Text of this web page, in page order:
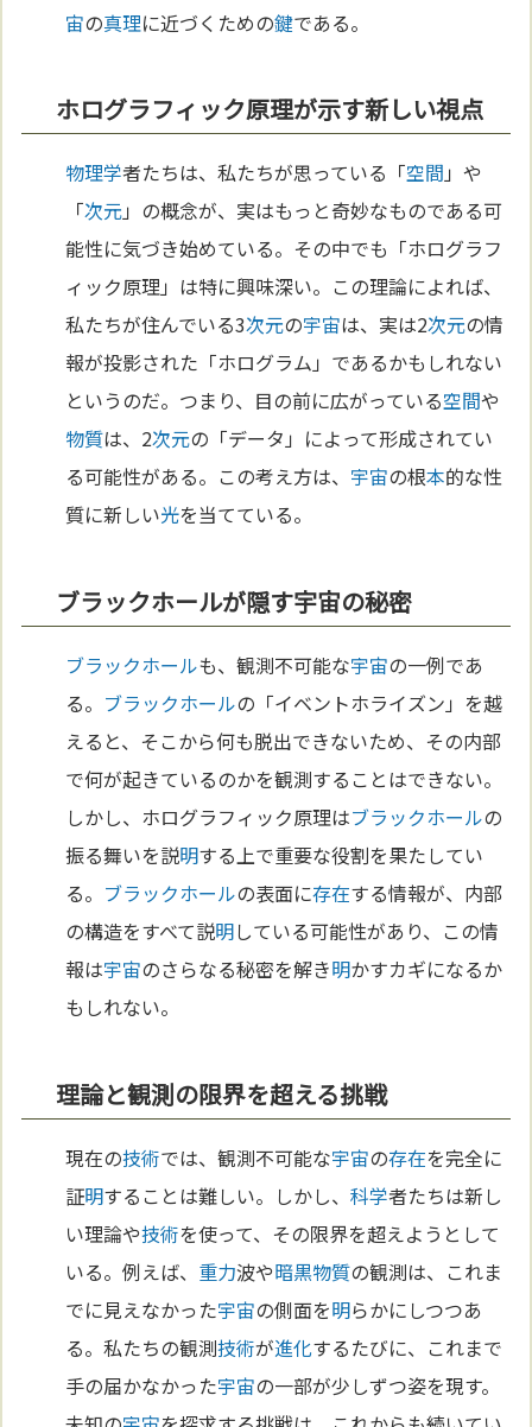
宙の真理に近づくための鍵である。
ホログラフィック原理が示す新しい視点
物理学者たちは、私たちが思っている「空間 」や
「次元」の概念が、実はもっと奇妙なものである可
能性に気づき始めている。その中でも「ホログラフ
ィック原理」は特に興味深い。この理論によれば、
私たちが住んでいる3次元の宇宙は、実は2次元の情
報が投影された「ホログラム」であるかもしれない
というのだ。つまり、目の前に広がっている空間や
物質は、2次元の「データ」によって形成されてい
る可能性がある。この考え方は、 宇宙の根本的な性
質に新しい光を当てている。
ブラックホールが隠す宇宙の秘密
ブラックホールも、観測不可能な宇宙の一例であ
る。 ブラックホールの「イベントホライズン」を越
えると、そこから何も脱出できないため、その内部
で何が起きているのかを観測することはできない。
しかし、ホログラフィック原理はブラックホールの
振る舞いを説明する上で重要な役割を果たしてい
る。 ブラックホールの表面に存在する情報が、内部
の構造をすべて説明している可能性があり、この情
報は宇宙のさらなる秘密を解き明かすカギになるか
もしれない。
理論と観測の限界を超える挑戦
現在の技術では、観測不可能な宇宙の存在を完全に
証明することは難しい。しかし、科学者たちは新し
い理論や技術を使って、その限界を超えようとして
いる。例えば、 重力波や暗黒物質の観測は、これま
でに見えなかった宇宙の側面を明らかにしつつあ
る。私たちの観測技術が進化するたびに、これまで
手の届かなかった宇宙の一部が少しずつ姿を現す。